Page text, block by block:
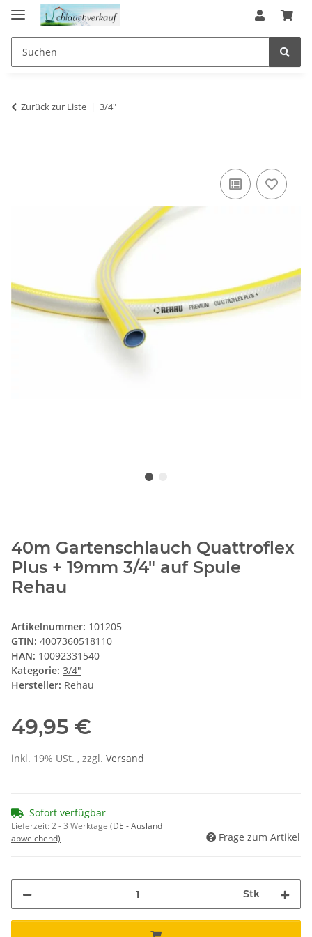
Zurück zur Liste 3/4"
40m Gartenschlauch Quattroflex
Plus + 19mm 3/4" auf Spule
Rehau
Artikelnummer: 101205
GTIN: 4007360518110
HAN: 10092331540
Kategorie: 3/4"
Hersteller: Rehau
49,95 €
inkl. 19% USt. , zzgl. Versand
Sofort verfügbar
Lieferzeit:2 - 3 Werktage (DE - Ausland
abweichend)
Frage zum Artikel
Stk